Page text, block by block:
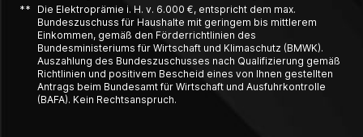
**
Die Elektroprämie i. H. v. 6.000 €, entspricht dem max.
Bundeszuschuss für Haushalte mit geringem bis mittlerem
Einkommen, gemäß den Förderrichtlinien des
Bundesministeriums für Wirtschaft und Klimaschutz (BMWK).
Auszahlung des Bundeszuschusses nach Qualifizierung gemäß
Richtlinien und positivem Bescheid eines von Ihnen gestellten
Antrags beim Bundesamt für Wirtschaft und Ausfuhrkontrolle
(BAFA). Kein Rechtsanspruch.